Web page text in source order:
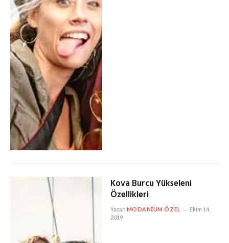
Kova Burcu Yükseleni
Özellikleri
Yazan MODANIUM ÖZEL
Ekim 14,
2019